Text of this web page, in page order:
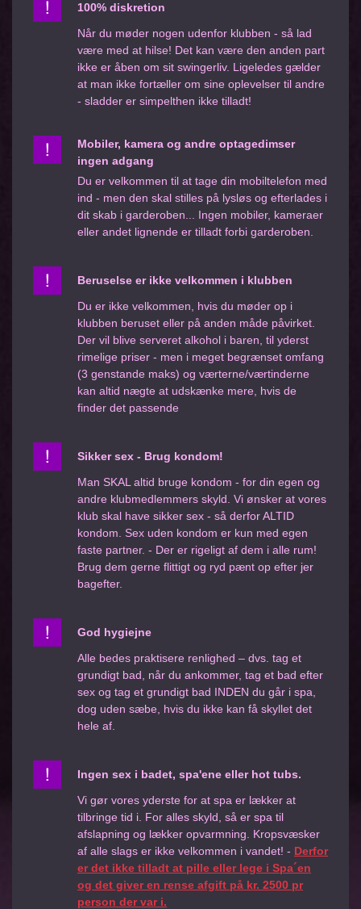
100% diskretion
Når du møder nogen udenfor klubben - så lad
være med at hilse! Det kan være den anden part
ikke er åben om sit swingerliv. Ligeledes gælder
at man ikke fortæller om sine oplevelser til andre
- sladder er simpelthen ikke tilladt!
Mobiler, kamera og andre optagedimser
ingen adgang
Du er velkommen til at tage din mobiltelefon med
ind - men den skal stilles på lysløs og efterlades i
dit skab i garderoben... Ingen mobiler, kameraer
eller andet lignende er tilladt forbi garderoben.
Beruselse er ikke velkommen i klubben
Du er ikke velkommen, hvis du møder op i
klubben beruset eller på anden måde påvirket.
Der vil blive serveret alkohol i baren, til yderst
rimelige priser - men i meget begrænset omfang
(3 genstande maks) og værterne/værtinderne
kan altid nægte at udskænke mere, hvis de
finder det passende
Sikker sex - Brug kondom!
Man SKAL altid bruge kondom - for din egen og
andre klubmedlemmers skyld. Vi ønsker at vores
klub skal have sikker sex - så derfor ALTID
kondom. Sex uden kondom er kun med egen
faste partner. - Der er rigeligt af dem i alle rum!
Brug dem gerne flittigt og ryd pænt op efter jer
bagefter.
God hygiejne
Alle bedes praktisere renlighed – dvs. tag et
grundigt bad, når du ankommer, tag et bad efter
sex og tag et grundigt bad INDEN du går i spa,
dog uden sæbe, hvis du ikke kan få skyllet det
hele af.
Ingen sex i badet, spa'ene eller hot tubs.
Vi gør vores yderste for at spa er lækker at
tilbringe tid i. For alles skyld, så er spa til
afslapning og lækker opvarmning. Kropsvæsker
af alle slags er ikke velkommen i vandet! - Derfor
er det ikke tilladt at pille eller lege i Spa´en
og det giver en rense afgift på kr. 2500 pr
person der var i.